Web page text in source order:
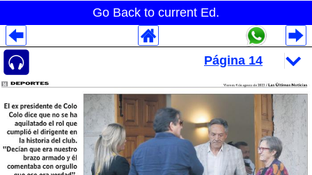
Go Back to current Ed.
Despliegues Analytics
Despliegues Totales
Despliegues por Rubros